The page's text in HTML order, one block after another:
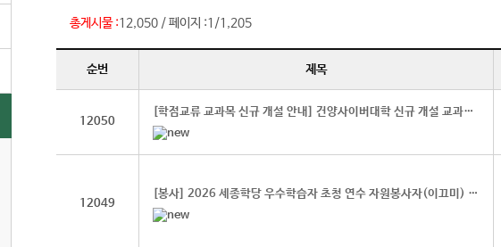
총게시물 :12,050 /페이지 :1/1,205
순번 제목
12050
[학점교류 교과목 신규 개설 안내] 건양사이버대학 신규 개설 교과목 안내
12049
[봉사] 2026 세종학당 우수학습자 초청 연수 자원봉사자(이끄미) 모집 안내